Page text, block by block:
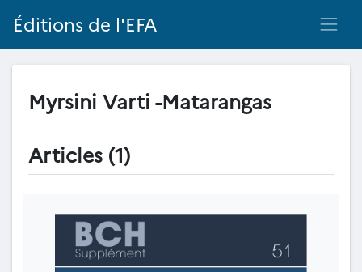
Éditions de l'EFA
Myrsini Varti -Matarangas
Articles (1)